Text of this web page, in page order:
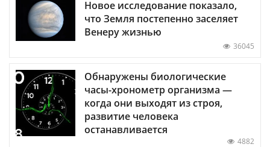
Новое исследование показало,
что Земля постепенно заселяет
Венеру жизнью
36045
Обнаружены биологические
часы-хронометр организма —
когда они выходят из строя,
развитие человека
останавливается
4882